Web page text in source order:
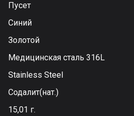
Пусет
Синий
Золотой
Медицинская сталь 316L
Stainless Steel
Содалит(нат.)
15,01 г.